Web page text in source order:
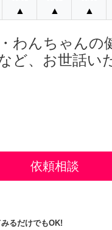
▲ ▲ ▲
わんちゃんの
ど、お世話い
依頼相談
るだけでもOK!